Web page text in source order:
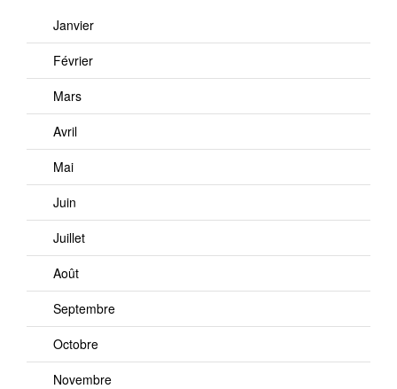
Janvier
Février
Mars
Avril
Mai
Juin
Juillet
Août
Septembre
Octobre
Novembre